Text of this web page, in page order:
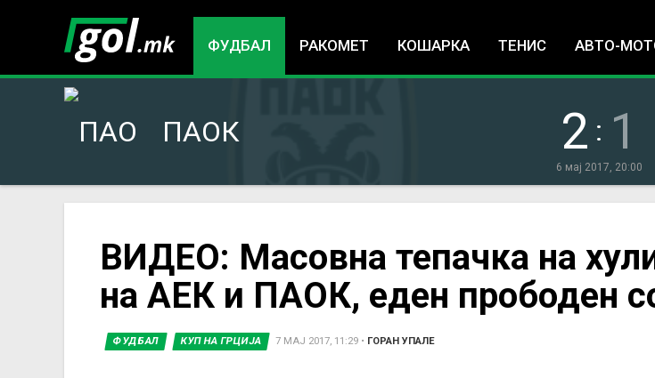
ФУДБАЛ РАКОМЕТ КОШАРКА ТЕНИС АВТО-
ПАОК 2 : 1
6 мај 2017, 20:00
here
ВИДЕО: Масовна тепачка на
на АЕК и ПАОК, еден прободен
ФУДБАЛ КУП НА ГРЦИЈА 7 МАЈ 2017, 11:29 • ГОРАН УПАЛЕ